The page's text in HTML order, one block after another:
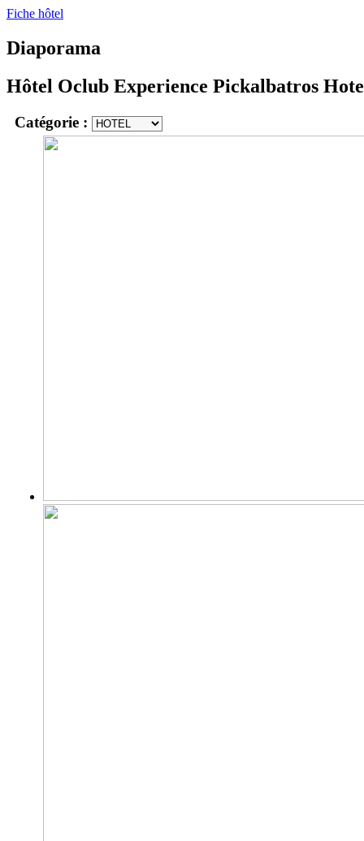
Fiche hôtel
Diaporama
Hôtel Oclub Experience Pickalbatros
Catégorie :